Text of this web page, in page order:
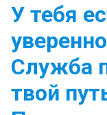
У тебя
Служба
твой